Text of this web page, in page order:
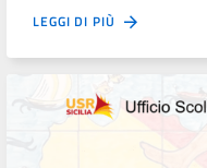
LEGGI DI PIÙ